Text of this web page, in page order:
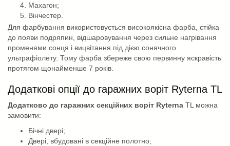
Махагон;
Вінчестер.
Для фарбування використовується високоякісна фарба, стійка
до появи подряпин, відшаровування через сильне нагрівання
променями сонця і вицвітання під дією сонячного
ультрафіолету. Тому фарба збереже свою первинну яскравість
протягом щонайменше 7 років.
Додаткові опції до гаражних воріт Ryterna TL
Додатково до гаражних секційних воріт Ryterna TL можна
замовити:
Бічні двері;
Двері, вбудовані в секційне полотно;